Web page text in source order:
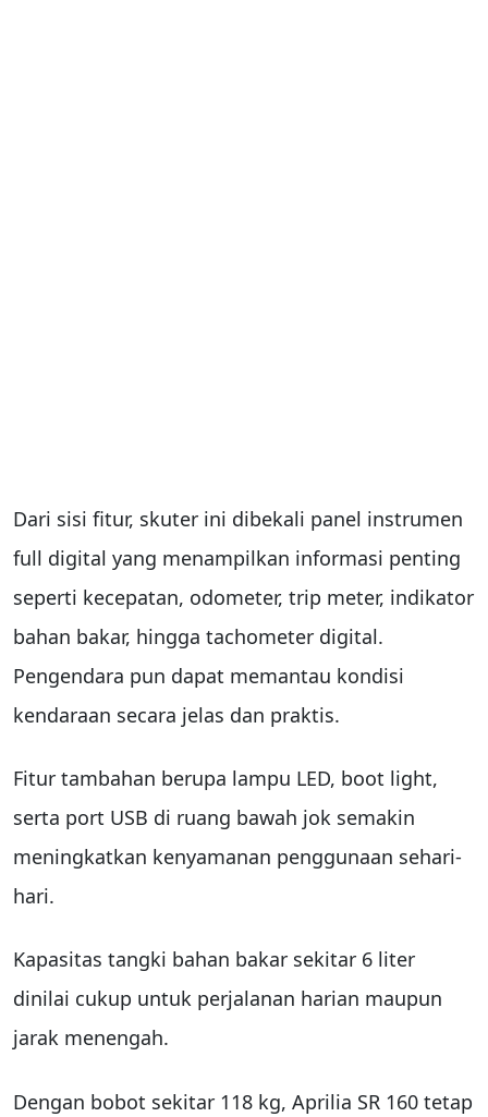
Dari sisi fitur, skuter ini dibekali panel instrumen
full digital yang menampilkan informasi penting
seperti kecepatan, odometer, trip meter, indikator
bahan bakar, hingga tachometer digital.
Pengendara pun dapat memantau kondisi
kendaraan secara jelas dan praktis.
Fitur tambahan berupa lampu LED, boot light,
serta port USB di ruang bawah jok semakin
meningkatkan kenyamanan penggunaan sehari-
hari.
Kapasitas tangki bahan bakar sekitar 6 liter
dinilai cukup untuk perjalanan harian maupun
jarak menengah.
Dengan bobot sekitar 118 kg, Aprilia SR 160 tetap